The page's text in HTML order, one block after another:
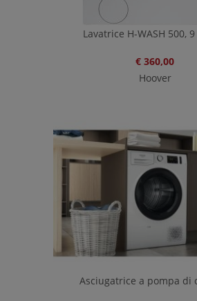
Lavatrice H-WASH 500,
€ 360,00
Hoover
Asciugatrice a pompa di